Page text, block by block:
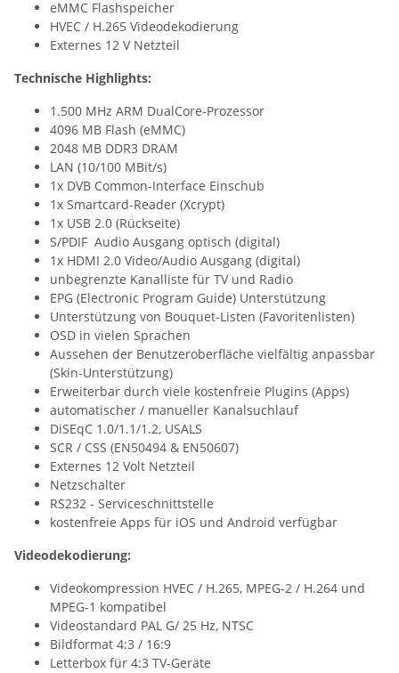
eMMC Flashspeicher
HVEC / H.265 Videodekodierung
Externes 12 V Netzteil
Technische Highlights:
1.500 MHz ARM DualCore-Prozessor
4096 MB Flash (eMMC)
2048 MB DDR3 DRAM
LAN (10/100 MBit/s)
1x DVB Common-Interface Einschub
1x Smartcard-Reader (Xcrypt)
1x USB 2.0 (Rückseite)
S/PDIF Audio Ausgang optisch (digital)
1x HDMI 2.0 Video/Audio Ausgang (digital)
unbegrenzte Kanalliste für TV und Radio
EPG (Electronic Program Guide) Unterstützung
Unterstützung von Bouquet-Listen (Favoritenlisten)
OSD in vielen Sprachen
Aussehen der Benutzeroberfläche vielfältig anpassbar
(Skin-Unterstützung)
Erweiterbar durch viele kostenfreie Plugins (Apps)
automatischer / manueller Kanalsuchlauf
DiSEqC 1.0/1.1/1.2, USALS
SCR / CSS (EN50494 & EN50607)
Externes 12 Volt Netzteil
Netzschalter
RS232 - Serviceschnittstelle
kostenfreie Apps für iOS und Android verfügbar
Videodekodierung:
Videokompression HVEC / H.265, MPEG-2 / H.264 und
MPEG-1 kompatibel
Videostandard PAL G/ 25 Hz, NTSC
Bildformat 4:3 / 16:9
Letterbox für 4:3 TV-Geräte